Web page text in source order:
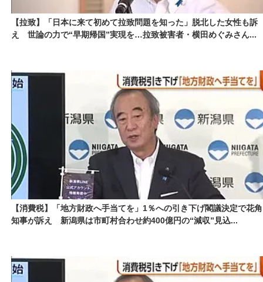
【拉致】「日本に来て初めて拉致問題を知った」脱北した女性も訴
え 世論の力で“早期帰国”実現を…拉致被害者・横田めぐみさん...
【消費税】「地方財政へ手当てを」1％への引き下げ閣議決定で花角
知事が訴え 新潟県は市町村合わせ約400億円の“減収”見込...